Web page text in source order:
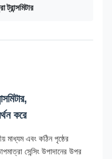
ট্রান্সমিটার
করে
মাধ্যম এবং কঠিন পৃষ্ঠের
সেন্সিং উপাদানের উপর